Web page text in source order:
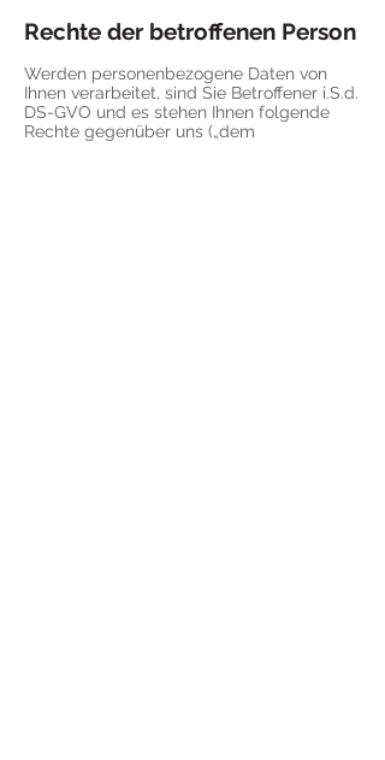
Rechte der betroffenen Person
Werden personenbezogene Daten von
Ihnen verarbeitet, sind Sie Betroffener i.S.d.
DS-GVO und es stehen Ihnen folgende
Rechte gegenüber uns („dem